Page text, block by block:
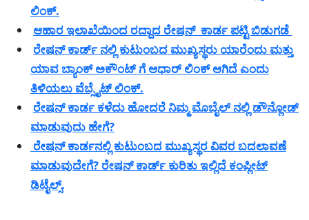
ಲಿಂಕ್.
ಆಹಾರ ಇಲಾಖೆಯಿಂದ ರದ್ದಾದ ರೇಷನ್ ಕಾರ್ಡ ಪಟ್ಟಿ ಬಿಡುಗಡೆ
ರೇಷನ್ ಕಾರ್ಡ್ ನಲ್ಲಿ ಕುಟುಂಬದ ಮುಖ್ಯಸ್ಥರು ಯಾರೆಂದು ಮತ್ತು
ಯಾವ ಬ್ಯಾಂಕ್ ಅಕೌಂಟ್ ಗೆ ಆಧಾರ್ ಲಿಂಕ್ ಆಗಿದೆ ಎಂದು
ತಿಳಿಯಲು ವೆಬ್ಸೈಟ್ ಲಿಂಕ್.
ರೇಷನ್ ಕಾರ್ಡ ಕಳೆದು ಹೋದರೆ ನಿಮ್ಮ ಮೊಬೈಲ್ ನಲ್ಲಿ ಡೌನ್ಲೋಡ್
ಮಾಡುವುದು ಹೇಗೆ?
ರೇಷನ್ ಕಾರ್ಡನಲ್ಲಿ ಕುಟುಂಬದ ಮುಖ್ಯಸ್ಥರ ವಿವರ ಬದಲಾವಣೆ
ಮಾಡುವುದೇಗೆ? ರೇಷನ್ ಕಾರ್ಡ್ ಕುರಿತು ಇಲ್ಲಿದೆ ಕಂಪ್ಲೀಟ್
ಡಿಟೈಲ್ಸ್.